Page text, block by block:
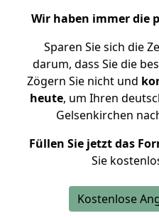
Wir haben immer die
Sparen Sie sich die
darum, dass Sie die
Zögern Sie nicht und
heute, um Ihren
Gelsenkirchen
Füllen Sie jetzt das
Sie
Kostenlose